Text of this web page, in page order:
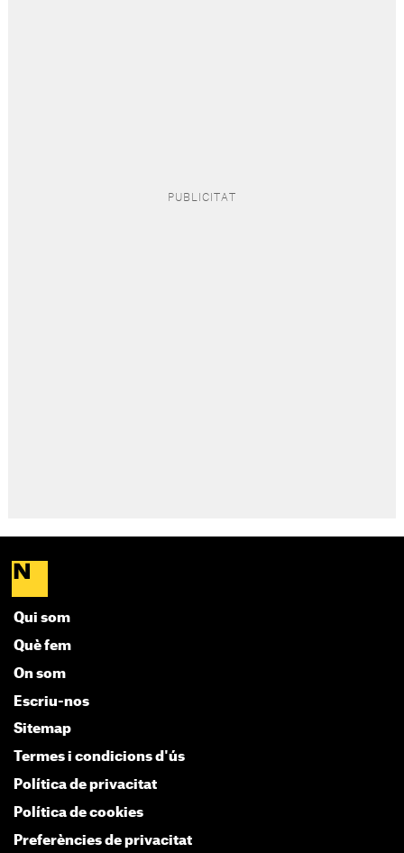
Qui som
Què fem
On som
Escriu-nos
Sitemap
Termes i condicions d'ús
Política de privacitat
Política de cookies
Preferències de privacitat